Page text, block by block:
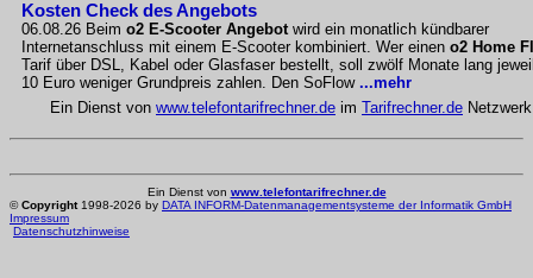
Kosten Check des Angebots
06.08.26 Beim o2 E-Scooter Angebotwird ein monatlich kündbarer
Internetanschluss mit einem E-Scooter kombiniert. Wer einen o2 Home
Tarif über DSL, Kabel oder Glasfaser bestellt, soll zwölf Monate lang
10 Euro weniger Grundpreis zahlen. Den SoFlow ...mehr
Ein Dienst von www.telefontarifrechner.de im Tarifrechner.de Netzwerk
Ein Dienst von www.telefontarifrechner.de
©Copyright1998-2026 by DATA INFORM-Datenmanagementsysteme der Informatik GmbH
Impressum
Datenschutzhinweise